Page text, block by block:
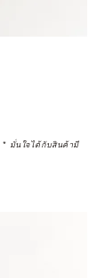
* มั่นใจได้กับสินค้ามี